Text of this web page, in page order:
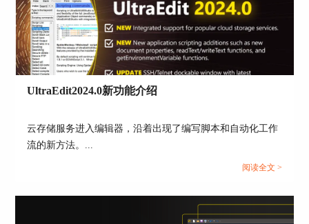
UltraEdit2024.0新功能介绍
云存储服务进入编辑器，沿着出现了编写脚本和自动化工作
流的新方法。...
阅读全文 >